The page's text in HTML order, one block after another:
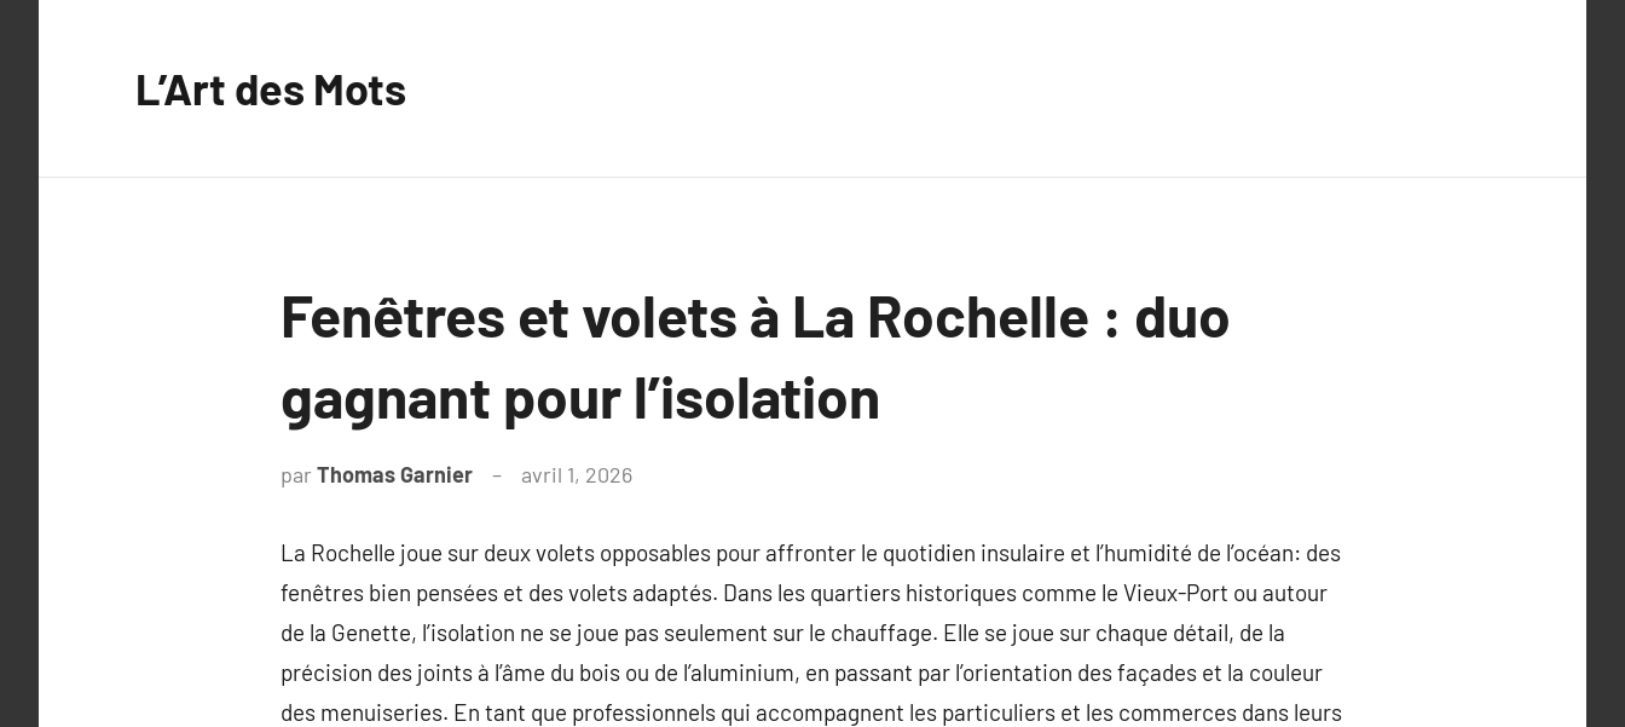
L’Art des Mots
Fenêtres et volets à La Rochelle : duo
gagnant pour l’isolation
par Thomas Garnier avril 1, 2026
La Rochelle joue sur deux volets opposables pour affronter le quotidien insulaire et l’humidité de l’océan: des
fenêtres bien pensées et des volets adaptés. Dans les quartiers historiques comme le Vieux-Port ou autour
de la Genette, l’isolation ne se joue pas seulement sur le chauffage. Elle se joue sur chaque détail, de la
précision des joints à l’âme du bois ou de l’aluminium, en passant par l’orientation des façades et la couleur
des menuiseries. En tant que professionnels qui accompagnent les particuliers et les commerces dans leurs